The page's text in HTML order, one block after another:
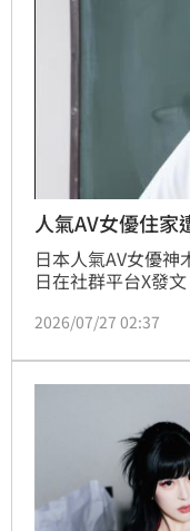
人氣AV女優住
日本人氣AV女優神
日在社群平台X發
了，直呼這件事已
2026/07/27 02:37